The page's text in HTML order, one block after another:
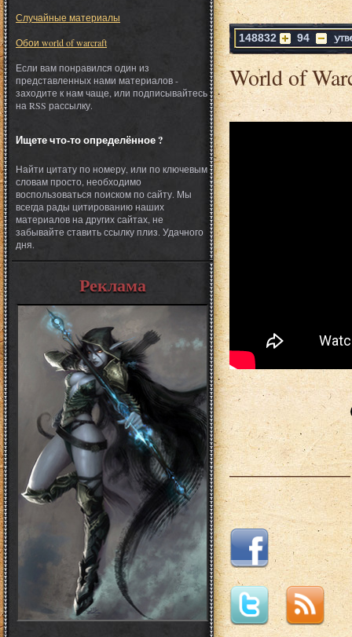
Случайные материалы
Обои world of warcraft
Если вам понравился один из
представленных нами материалов -
заходите к нам чаще, или подписывайтесь
на RSS рассылку.
Ищете что-то определённое ?
Найти цитату по номеру, или по ключевым
словам просто, необходимо
воспользоваться поиском по сайту. Мы
всегда рады цитированию наших
материалов на других сайтах, не
забывайте ставить ссылку плиз. Удачного
дня.
Реклама
148832 94
World of
___________